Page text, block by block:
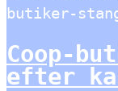
butiker-
Coop-
efter